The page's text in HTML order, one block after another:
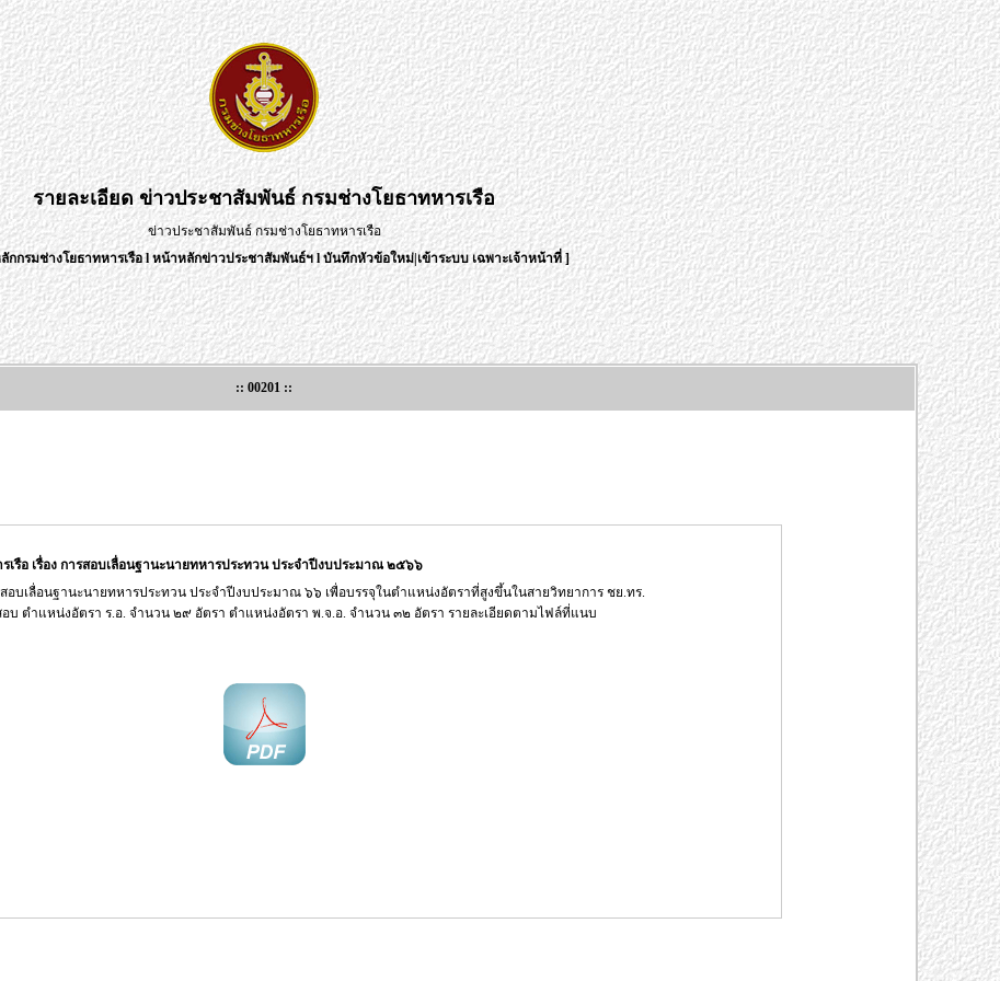
รายละเอียดข่าวประชาสัมพันธ์ กรมช่างโยธาทหารเรือ
ข่าวประชาสัมพันธ์ กรมช่างโยธาทหารเรือ
กกรมช่างโยธาทหารเรือlหน้าหลักข่าวประชาสัมพันธ์ฯlบันทึกหัวข้อใหม่|เข้าระบบ เฉพาะเจ้าหน้าที่]
:: 00201 ::
เรือ เรื่อง การสอบเลื่อนฐานะนายทหารประทวน ประจำปีงบประมาณ ๒๕๖๖
อบเลื่อนฐานะนายทหารประทวน ประจำปีงบประมาณ ๖๖ เพื่อบรรจุในตำแหน่งอัตราที่สูงขึ้นในสายวิทยาการ ชย.ทร.
บ ตำแหน่งอัตรา ร.อ. จำนวน ๒๙ อัตรา ตำแหน่งอัตรา พ.จ.อ. จำนวน ๓๒ อัตรา รายละเอียดตามไฟล์ที่แนบ